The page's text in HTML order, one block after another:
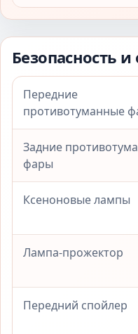
Безопасность
Передние
противотуманные
Задние
фары
Ксеноновые лампы
Лампа-прожектор
Передний спойлер